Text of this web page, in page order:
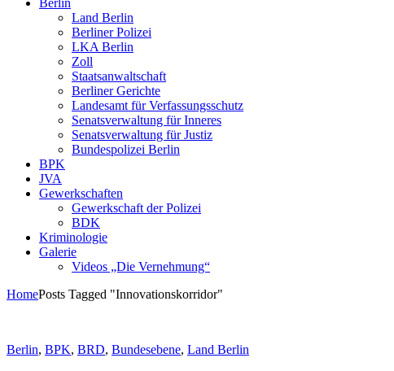
Berlin
Land Berlin
Berliner Polizei
LKA Berlin
Zoll
Staatsanwaltschaft
Berliner Gerichte
Landesamt für Verfassungsschutz
Senatsverwaltung für Inneres
Senatsverwaltung für Justiz
Bundespolizei Berlin
BPK
JVA
Gewerkschaften
Gewerkschaft der Polizei
BDK
Kriminologie
Galerie
Videos „Die Vernehmung“
HomePosts Tagged "Innovationskorridor"
Berlin, BPK, BRD, Bundesebene, Land Berlin